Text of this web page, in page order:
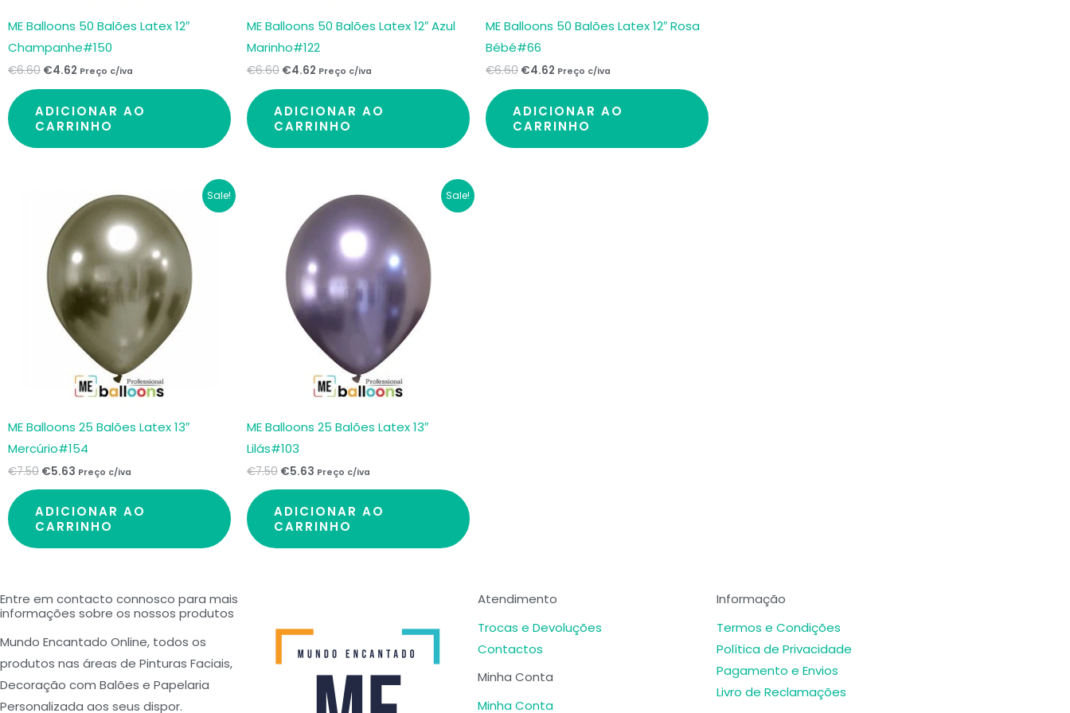
ME Balloons 50 Balões Latex 12″
Champanhe#150
€6.60 €4.62 Preço c/iva
ADICIONAR AO
CARRINHO
ME Balloons 50 Balões Latex 12″ Azul
Marinho#122
€6.60 €4.62 Preço c/iva
ADICIONAR AO
CARRINHO
ME Balloons 50 Balões Latex 12″ Rosa
Bébé#66
€6.60 €4.62 Preço c/iva
ADICIONAR AO
CARRINHO
Sale!
ME Balloons 25 Balões Latex 13″
Mercúrio#154
€7.50
original
era:
€7.50.
€5.63
preço
atual
€5.63.
Preço c/iva
ADICIONAR AO
CARRINHO
Sale!
ME Balloons 25 Balões Latex 13″
Lilás#103
€7.50
original
era:
€7.50.
€5.63
preço
atual
Preço c/iva
ADICIONAR AO
CARRINHO
Entre em contacto connosco para mais
informações sobre os nossos produtos
Mundo Encantado Online, todos os
produtos nas áreas de Pinturas Faciais,
Decoração com Balões e Papelaria
Personalizada aos seus dispor.
Atendimento
Trocas e Devoluções
Contactos
Minha Conta
Minha Conta
Informação
Termos e Condições
Política de Privacidade
Pagamento e Envios
Livro de Reclamações